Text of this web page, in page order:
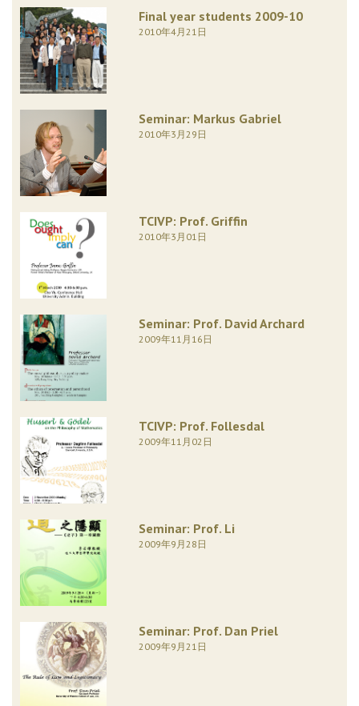
Final year students 2009-10
2010年4月21日
Seminar: Markus Gabriel
2010年3月29日
TCIVP: Prof. Griffin
2010年3月01日
Seminar: Prof. David Archard
2009年11月16日
TCIVP: Prof. Follesdal
2009年11月02日
Seminar: Prof. Li
2009年9月28日
Seminar: Prof. Dan Priel
2009年9月21日